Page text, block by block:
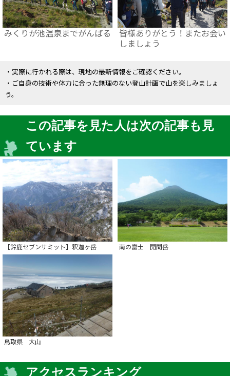
みくりが池温泉までがんばる
皆様ありがとう！またお会い
しましょう
・実際に行かれる際は、現地の最新情報をご確認ください。
・ご自身の技術や体力に合った無理のない登山計画で山を楽しみましょ
う。
この記事を見た人は次の記事も見
ています
【鈴鹿セブンサミット】釈迦ヶ岳 南の富士 開聞岳
鳥取県 大山
アクセスランキング